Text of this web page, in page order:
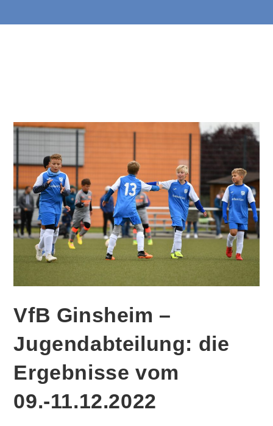
VfB Ginsheim –
Jugendabteilung: die
Ergebnisse vom
09.-11.12.2022